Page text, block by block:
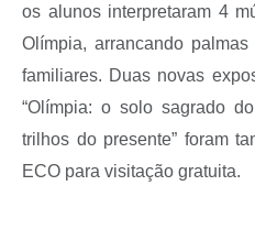
os alunos interpretaram 4
Olímpia, arrancando
familiares. Duas novas
“Olímpia: o solo sagrado
trilhos do presente” foram
ECO para visitação gratuita.